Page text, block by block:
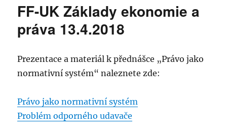
FF-
práva
20.4.2018
FF-UK Základy ekonomie a
práva 13.4.2018
Prezentace a materiál k přednášce „Právo jako
normativní systém“ naleznete zde:
Právo jako normativní systém
Problém odporného udavače